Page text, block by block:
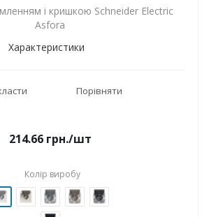
і кришкою Schneider Electric
Asfora
Характеристики
Порівняти
214.66грн./шт
Колір виробу